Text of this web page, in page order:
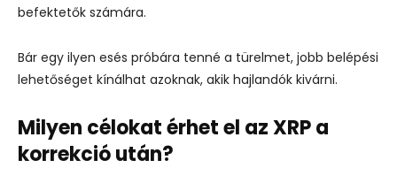
befektetők számára.
Bár egy ilyen esés próbára tenné a türelmet, jobb belépési
lehetőséget kínálhat azoknak, akik hajlandók kivárni.
Milyen célokat érhet el az XRP a
korrekció után?